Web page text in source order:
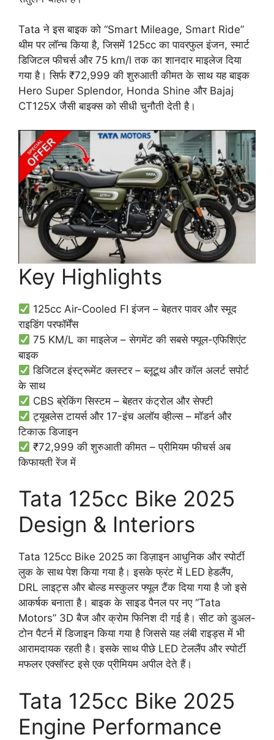
Tata ने इस बाइक को “Smart Mileage, Smart Ride”
थीम पर लॉन्च किया है, जिसमें 125cc का पावरफुल इंजन, स्मार्ट
डिजिटल फीचर्स और 75 km/l तक का शानदार माइलेज दिया
गया है। सिर्फ ₹72,999 की शुरुआती कीमत के साथ यह बाइक
Hero Super Splendor, Honda Shine और Bajaj
CT125X जैसी बाइक्स को सीधी चुनौती देती है।
Key Highlights
125cc Air-Cooled FI इंजन – बेहतर पावर और स्मूद
राइडिंग परफॉर्मेंस
75 KM/L का माइलेज – सेगमेंट की सबसे फ्यूल-एफिशिएंट
बाइक
डिजिटल इंस्ट्रूमेंट क्लस्टर – ब्लूटूथ और कॉल अलर्ट सपोर्ट
के साथ
CBS ब्रेकिंग सिस्टम – बेहतर कंट्रोल और सेफ्टी
ट्यूबलेस टायर्स और 17-इंच अलॉय व्हील्स – मॉडर्न और
टिकाऊ डिजाइन
₹72,999 की शुरुआती कीमत – प्रीमियम फीचर्स अब
किफायती रेंज में
Tata 125cc Bike 2025
Design & Interiors
Tata 125cc Bike 2025 का डिज़ाइन आधुनिक और स्पोर्टी
लुक के साथ पेश किया गया है। इसके फ्रंट में LED हेडलैंप,
DRL लाइट्स और बोल्ड मस्कुलर फ्यूल टैंक दिया गया है जो इसे
आकर्षक बनाता है। बाइक के साइड पैनल पर नए “Tata
Motors” 3D बैज और क्रोम फिनिश दी गई है। सीट को डुअल-
टोन पैटर्न में डिजाइन किया गया है जिससे यह लंबी राइड्स में भी
आरामदायक रहती है। इसके साथ पीछे LED टेललैंप और स्पोर्टी
मफलर एक्सॉस्ट इसे एक प्रीमियम अपील देते हैं।
Tata 125cc Bike 2025
Engine Performance